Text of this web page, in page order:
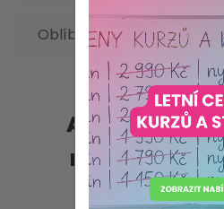
Oblíbená hesla
Aktivita do
robotické
středa 19.